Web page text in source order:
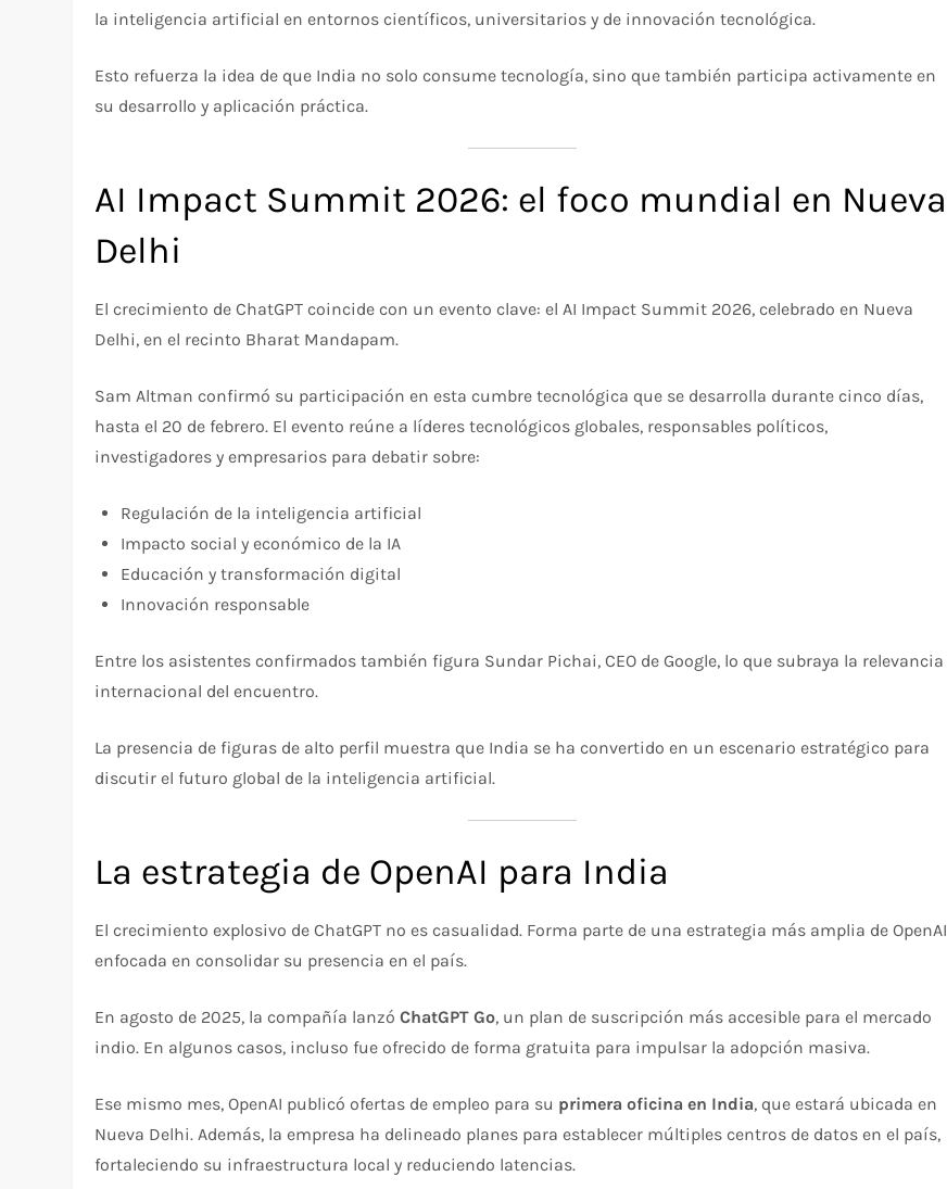
la inteligencia artificial en entornos científicos, universitarios y de innovación tecnológica.
Esto refuerza la idea de que India no solo consume tecnología, sino que también participa activamente en
su desarrollo y aplicación práctica.
AI Impact Summit 2026: el foco mundial en Nueva
Delhi
El crecimiento de ChatGPT coincide con un evento clave: el AI Impact Summit 2026, celebrado en Nueva
Delhi, en el recinto Bharat Mandapam.
Sam Altman confirmó su participación en esta cumbre tecnológica que se desarrolla durante cinco días,
hasta el 20 de febrero. El evento reúne a líderes tecnológicos globales, responsables políticos,
investigadores y empresarios para debatir sobre:
Regulación de la inteligencia artificial
Impacto social y económico de la IA
Educación y transformación digital
Innovación responsable
Entre los asistentes confirmados también figura Sundar Pichai, CEO de Google, lo que subraya la relevancia
internacional del encuentro.
La presencia de figuras de alto perfil muestra que India se ha convertido en un escenario estratégico para
discutir el futuro global de la inteligencia artificial.
La estrategia de OpenAI para India
El crecimiento explosivo de ChatGPT no es casualidad. Forma parte de una estrategia más amplia de OpenAI
enfocada en consolidar su presencia en el país.
En agosto de 2025, la compañía lanzóChatGPT Go, un plan de suscripción más accesible para el mercado
indio. En algunos casos, incluso fue ofrecido de forma gratuita para impulsar la adopción masiva.
Ese mismo mes, OpenAI publicó ofertas de empleo para su primera oficina en India, que estará ubicada en
Nueva Delhi. Además, la empresa ha delineado planes para establecer múltiples centros de datos en el país,
fortaleciendo su infraestructura local y reduciendo latencias.